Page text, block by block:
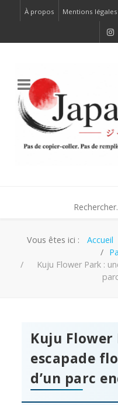
À propos Mentions légales
Vous êtes ici : Accueil
Kuju Flower Park :
Kuju Flower
escapade
d’un parc